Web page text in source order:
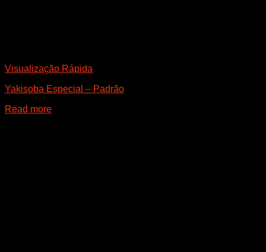
Visualização Rápida
Yakisoba Especial – Padrão
Read more